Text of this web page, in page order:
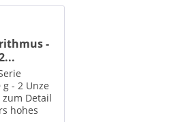
-
- 2 Unze
zum Detail
hohes